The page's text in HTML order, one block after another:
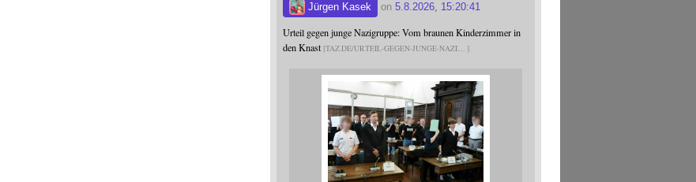
Jürgen Kasek on5.8.2026, 15:20:41
Urteil gegen junge Nazigruppe: Vom braunen Kinderzimmer in
den Knast TAZ.DE/URTEIL-GEGEN-JUNGE-NAZI